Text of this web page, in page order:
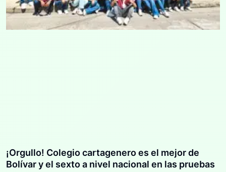
¡Orgullo! Colegio cartagenero es el mejor de
Bolívar y el sexto a nivel nacional en las pruebas